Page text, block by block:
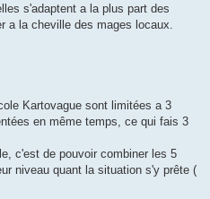
s'adaptent a la plus part des
a la cheville des mages locaux.
Kartovague sont limitées a 3
en même temps, ce qui fais 3
c'est de pouvoir combiner les 5
niveau quant la situation s'y prête (